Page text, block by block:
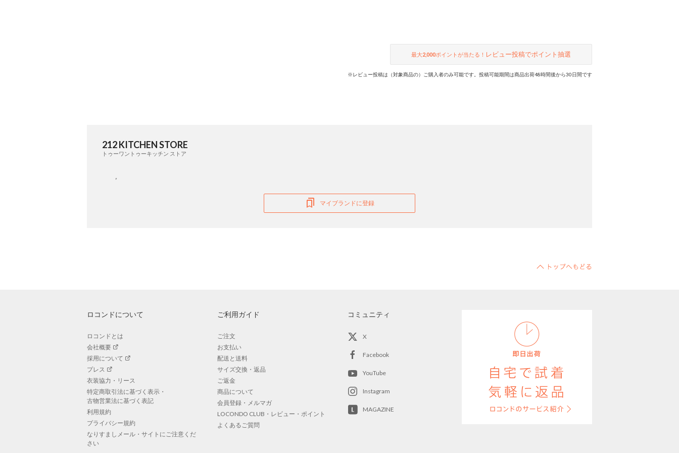
最大2,000ポイントが当たる！ レビュー投稿でポイント抽選
※レビュー投稿は（対象商品の）ご購入者のみ可能です。投稿可能期間は商品出荷48時間後から30日間です
212 KITCHEN STORE
トゥーワントゥーキッチン ストア
マイブランドに登録
ロコンドについて
ロコンドとは
会社概要
採用について
プレス
衣装協力・リース
特定商取引法に基づく表示・
古物営業法に基づく表記
利用規約
プライバシー規約
なりすましメール・サイトにご注意くだ
さい
ご利用ガイド
ご注文
お支払い
配送と送料
サイズ交換・返品
ご返金
商品について
会員登録・メルマガ
LOCONDO CLUB・レビュー・ポイント
よくあるご質問
コミュニティ
X
Facebook
YouTube
Instagram
MAGAZINE